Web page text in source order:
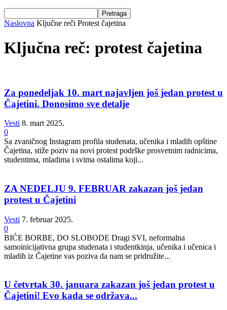
Naslovna Ključne reči Protest čajetina
Ključna reč: protest čajetina
Za ponedeljak 10. mart najavljen još jedan protest u
Čajetini. Donosimo sve detalje
Vesti 8. mart 2025.
0
Sa zvaničnog Instagram profila studenata, učenika i mladih opštine
Čajetina, stiže poziv na novi protest podrške prosvetnim radnicima,
studentima, mladima i svima ostalima koji...
ZA NEDELJU 9. FEBRUAR zakazan još jedan
protest u Čajetini
Vesti 7. februar 2025.
0
BIĆE BORBE, DO SLOBODE Dragi SVI, neformalna
samoinicijativna grupa studenata i studentkinja, učenika i učenica i
mladih iz Čajetine vas poziva da nam se pridružite...
U četvrtak 30. januara zakazan još jedan protest u
Čajetini! Evo kada se održava...